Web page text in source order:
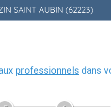
SAINT AUBIN (62223)
professionnels dans